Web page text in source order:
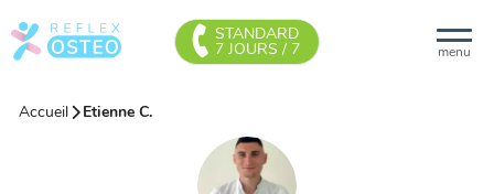
menu
STANDARD
7 JOURS / 7
Accueil Etienne C.